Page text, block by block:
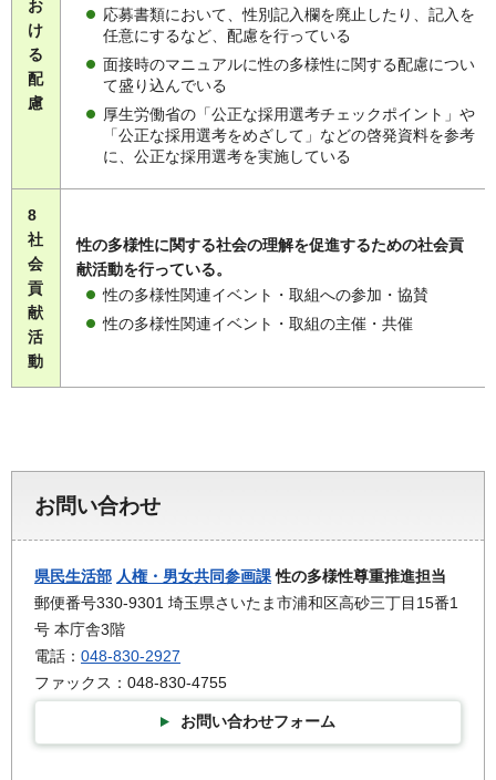
お
け
る
配
慮
応募書類において、性別記入欄を廃止したり、記入を
任意にするなど、配慮を行っている
面接時のマニュアルに性の多様性に関する配慮につい
て盛り込んでいる
厚生労働省の「公正な採用選考チェックポイント」や
「公正な採用選考をめざして」などの啓発資料を参考
に、公正な採用選考を実施している
8
社
会
貢
献
活
動
性の多様性に関する社会の理解を促進するための社会貢
献活動を行っている。
性の多様性関連イベント・取組への参加・協賛
性の多様性関連イベント・取組の主催・共催
お問い合わせ
県民生活部 人権・男女共同参画課性の多様性尊重推進担当
郵便番号330-9301 埼玉県さいたま市浦和区高砂三丁目15番1
号 本庁舎3階
電話： 048-830-2927
ファックス：048-830-4755
お問い合わせフォーム